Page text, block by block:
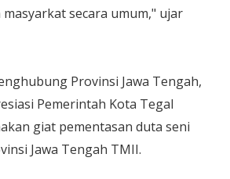
secara umum," ujar
Provinsi Jawa Tengah,
Pemerintah Kota Tegal
giat pementasan duta seni
Jawa Tengah TMII.